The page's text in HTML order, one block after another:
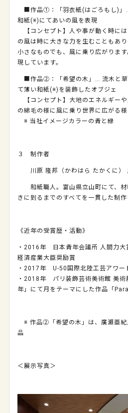
■作品①：「羽衣紙(はごろもし)」
和紙(※)にてあいの風を表現
【コンセプト】人や事が動く時に
の風は時に大きな力を生むこともあ
小さなものでも、風に乗り広がりま
現しています。
■作品②：「希望の木」… 流木と草
て薄い和紙(※)を装飾したオブジェ
【コンセプト】大地のエネルギー
の綿毛の様に風に乗り世界に広がる様
※ 当社イメージカラーの青と緑
３ 制作者
川原 隆邦（かわはら たかくに
和紙職人。富山県立山町にて、材
きに到るまでのすべてを一貫した制作
《近年の受賞歴・活動》
・2016年 日本青年会議所 人間力大
経済産業大臣奨励賞
・2017年 U-50国際北陸工芸アワー
・2018年 パリ装飾芸術美術館 美術
年」にて月をテーマにした作品「
※ 作品②「希望の木」は、廣瀬亜紀
品
＜展示写真＞